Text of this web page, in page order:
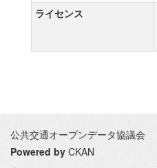
ライセンス
公共交通オープンデータ協議会
Powered by CKAN